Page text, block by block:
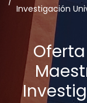
Investigación